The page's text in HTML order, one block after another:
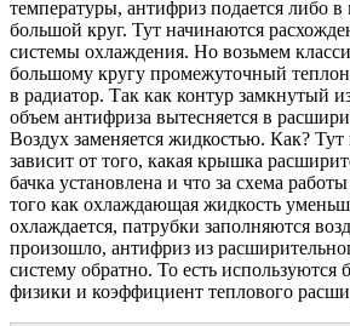
температуры, антифриз подается либо
большой круг. Тут начинаются
системы охлаждения. Но возьмем
большому кругу промежуточный
в радиатор. Так как контур замкнутый
объем антифриза вытесняется в
Воздух заменяется жидкостью. Как?
зависит от того, какая крышка
бачка установлена и что за схема
того как охлаждающая жидкость
охлаждается, патрубки заполняются
произошло, антифриз из
систему обратно. То есть используются
физики и коэффициент теплового